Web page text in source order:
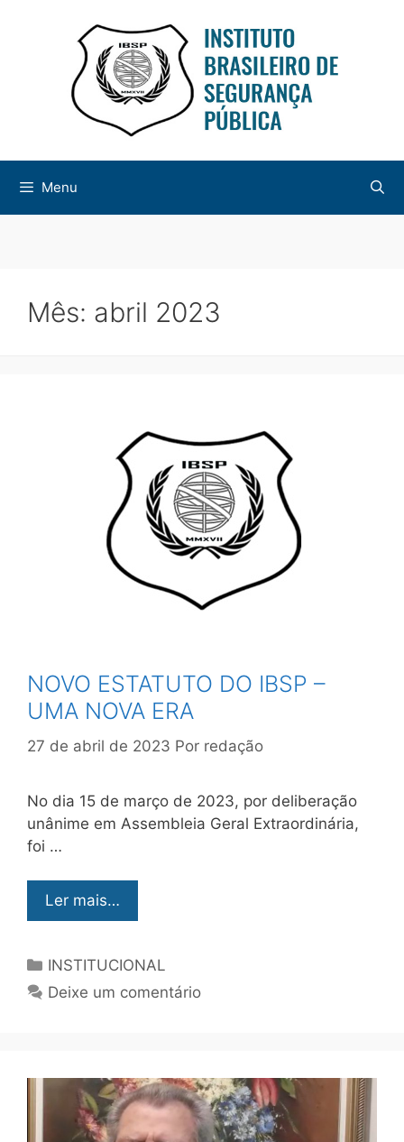
Menu
Mês: abril 2023
NOVO ESTATUTO DO IBSP –
UMA NOVA ERA
27 de abril de 2023 Por redação
No dia 15 de março de 2023, por deliberação
unânime em Assembleia Geral Extraordinária,
foi …
Ler mais…
INSTITUCIONAL
Deixe um comentário